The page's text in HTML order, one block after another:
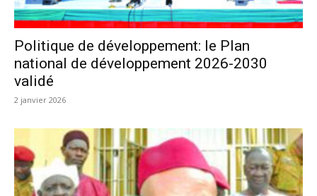
Politique de développement: le Plan
national de développement 2026-2030
validé
2 janvier 2026